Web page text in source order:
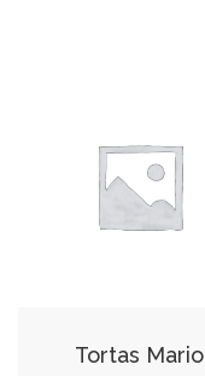
Tortas Mario